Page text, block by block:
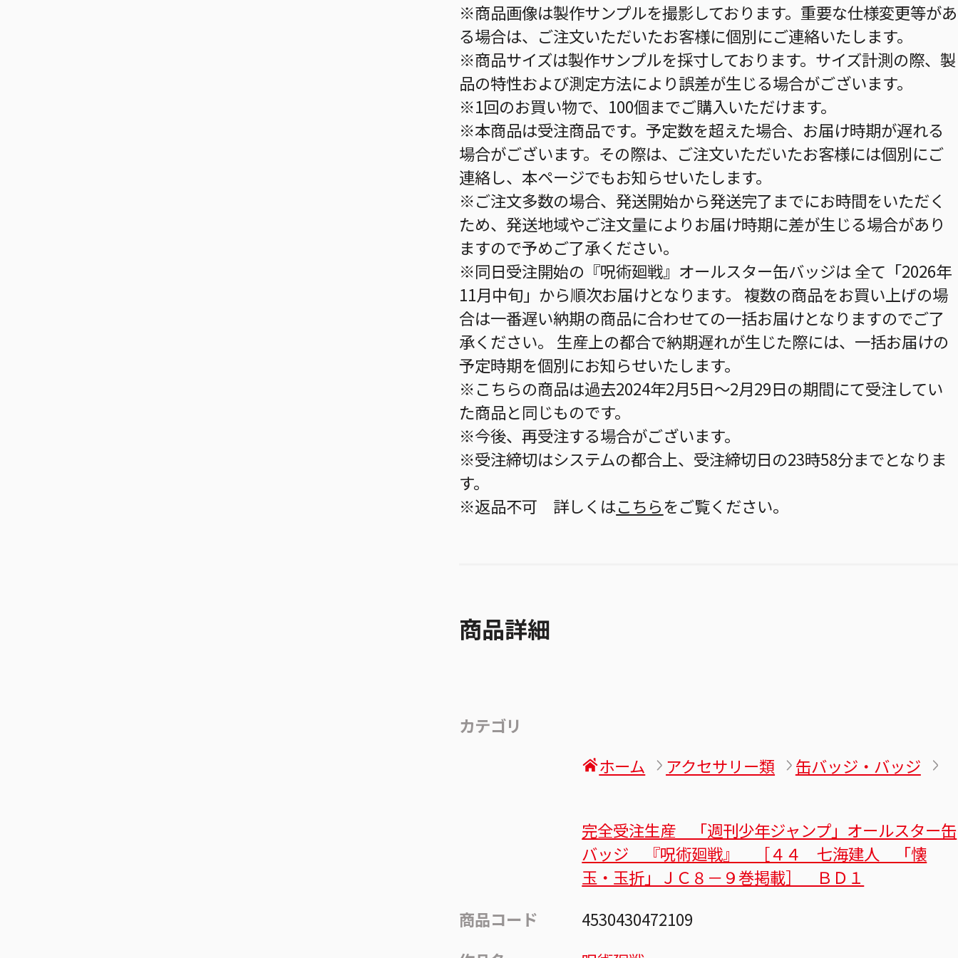
※商品画像は製作サンプルを撮影しております。重要な仕様変更等があ
る場合は、ご注文いただいたお客様に個別にご連絡いたします。
※商品サイズは製作サンプルを採寸しております。サイズ計測の際、製
品の特性および測定方法により誤差が生じる場合がございます。
※1回のお買い物で、100個までご購入いただけます。
※本商品は受注商品です。予定数を超えた場合、お届け時期が遅れる
場合がございます。その際は、ご注文いただいたお客様には個別にご
連絡し、本ページでもお知らせいたします。
※ご注文多数の場合、発送開始から発送完了までにお時間をいただく
ため、発送地域やご注文量によりお届け時期に差が生じる場合があり
ますので予めご了承ください。
※同日受注開始の『呪術廻戦』オールスター缶バッジは 全て「2026年
11月中旬」から順次お届けとなります。 複数の商品をお買い上げの場
合は一番遅い納期の商品に合わせての一括お届けとなりますのでご了
承ください。 生産上の都合で納期遅れが生じた際には、一括お届けの
予定時期を個別にお知らせいたします。
※こちらの商品は過去2024年2月5日～2月29日の期間にて受注してい
た商品と同じものです。
※今後、再受注する場合がございます。
※受注締切はシステムの都合上、受注締切日の23時58分までとなりま
す。
※返品不可 詳しくはこちらをご覧ください。
商品詳細
カテゴリ
ホーム
アクセサリー類 缶バッジ・バッジ
完全受注生産 「週刊少年ジャンプ」オールスター缶
バッジ 『呪術廻戦』 ［４４ 七海建人 「懐
玉・玉折」ＪＣ８－９巻掲載］ ＢＤ１
商品コード
4530430472109